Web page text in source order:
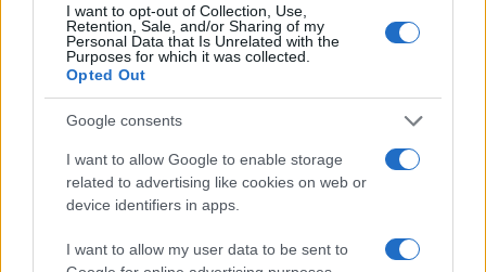
I want to opt-out of Collection, Use,
Retention, Sale, and/or Sharing of my
Personal Data that Is Unrelated with the
Purposes for which it was collected.
Opted Out
Google consents
I want to allow Google to enable storage
related to advertising like cookies on web or
device identifiers in apps.
I want to allow my user data to be sent to